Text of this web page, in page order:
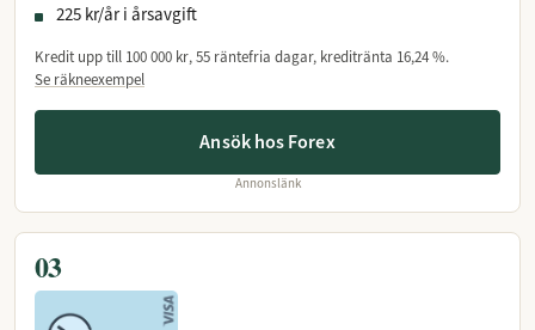
225 kr/år i årsavgift
Kredit upp till 100 000 kr, 55 räntefria dagar, kreditränta 16,24 %.
Se räkneexempel
Ansök hos Forex
Annonslänk
03